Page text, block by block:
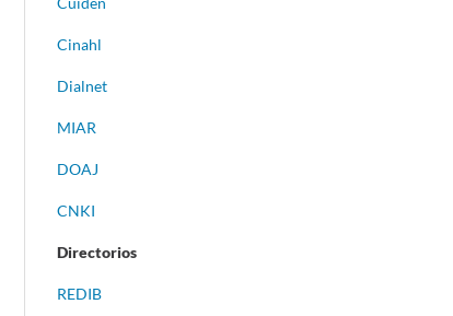
Cinahl
Dialnet
MIAR
DOAJ
CNKI
Directorios
REDIB